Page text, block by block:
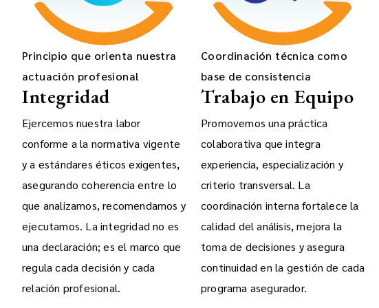
Principio que orienta nuestra
actuación profesional
Integridad
Ejercemos nuestra labor
conforme a la normativa vigente
y a estándares éticos exigentes,
asegurando coherencia entre lo
que analizamos, recomendamos y
ejecutamos. La integridad no es
una declaración; es el marco que
regula cada decisión y cada
relación profesional.
Coordinación técnica como
base de consistencia
Trabajo en Equipo
Promovemos una práctica
colaborativa que integra
experiencia, especialización y
criterio transversal. La
coordinación interna fortalece la
calidad del análisis, mejora la
toma de decisiones y asegura
continuidad en la gestión de cada
programa asegurador.